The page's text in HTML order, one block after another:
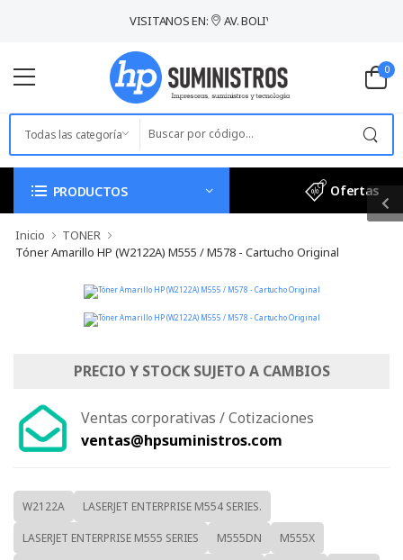
VISITANOS EN: AV. BOLIVIA 554 - BREÑA / LIMA
0
PRODUCTOS Ofertas
Inicio
TONER
Tóner Amarillo HP (W2122A) M555 / M578 - Cartucho Original
PRECIO Y STOCK SUJETO A CAMBIOS
Ventas corporativas / Cotizaciones
ventas@hpsuministros.com
W2122A LASERJET ENTERPRISE M554 SERIES.
LASERJET ENTERPRISE M555 SERIES M555DN M555X